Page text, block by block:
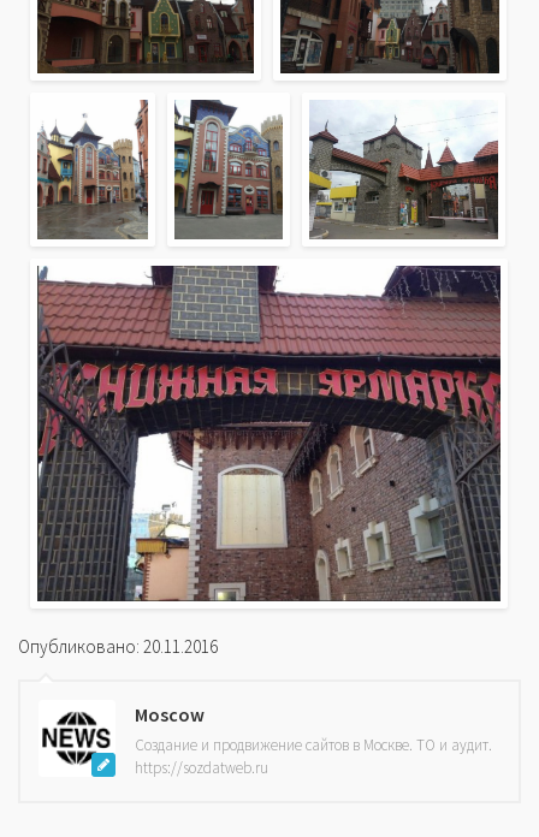
Опубликовано: 20.11.2016
Moscow
Создание и продвижение сайтов в Москве. ТО и аудит.
https://sozdatweb.ru